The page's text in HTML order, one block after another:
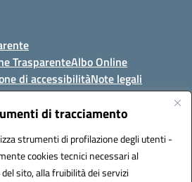
di tracciamento
strumenti di profilazione degli utenti -
cookies tecnici necessari al
sito, alla fruibilità dei servizi
TrasparenteAlbo Online
di accessibilitàNote legali
Torre del Greco (NA)
0818834377 - Cod.Fisc. 95170530638